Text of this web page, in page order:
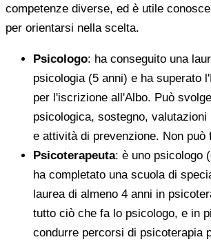
competenze diverse, ed è utile
per orientarsi nella scelta.
Psicologo: ha conseguito una
psicologia (5 anni) e ha superato
per l'iscrizione all'Albo. Può
psicologica, sostegno,
e attività di prevenzione. Non può
Psicoterapeuta: è uno psicologo
ha completato una scuola di
laurea di almeno 4 anni in
tutto ciò che fa lo psicologo, e in
condurre percorsi di psicoterapia